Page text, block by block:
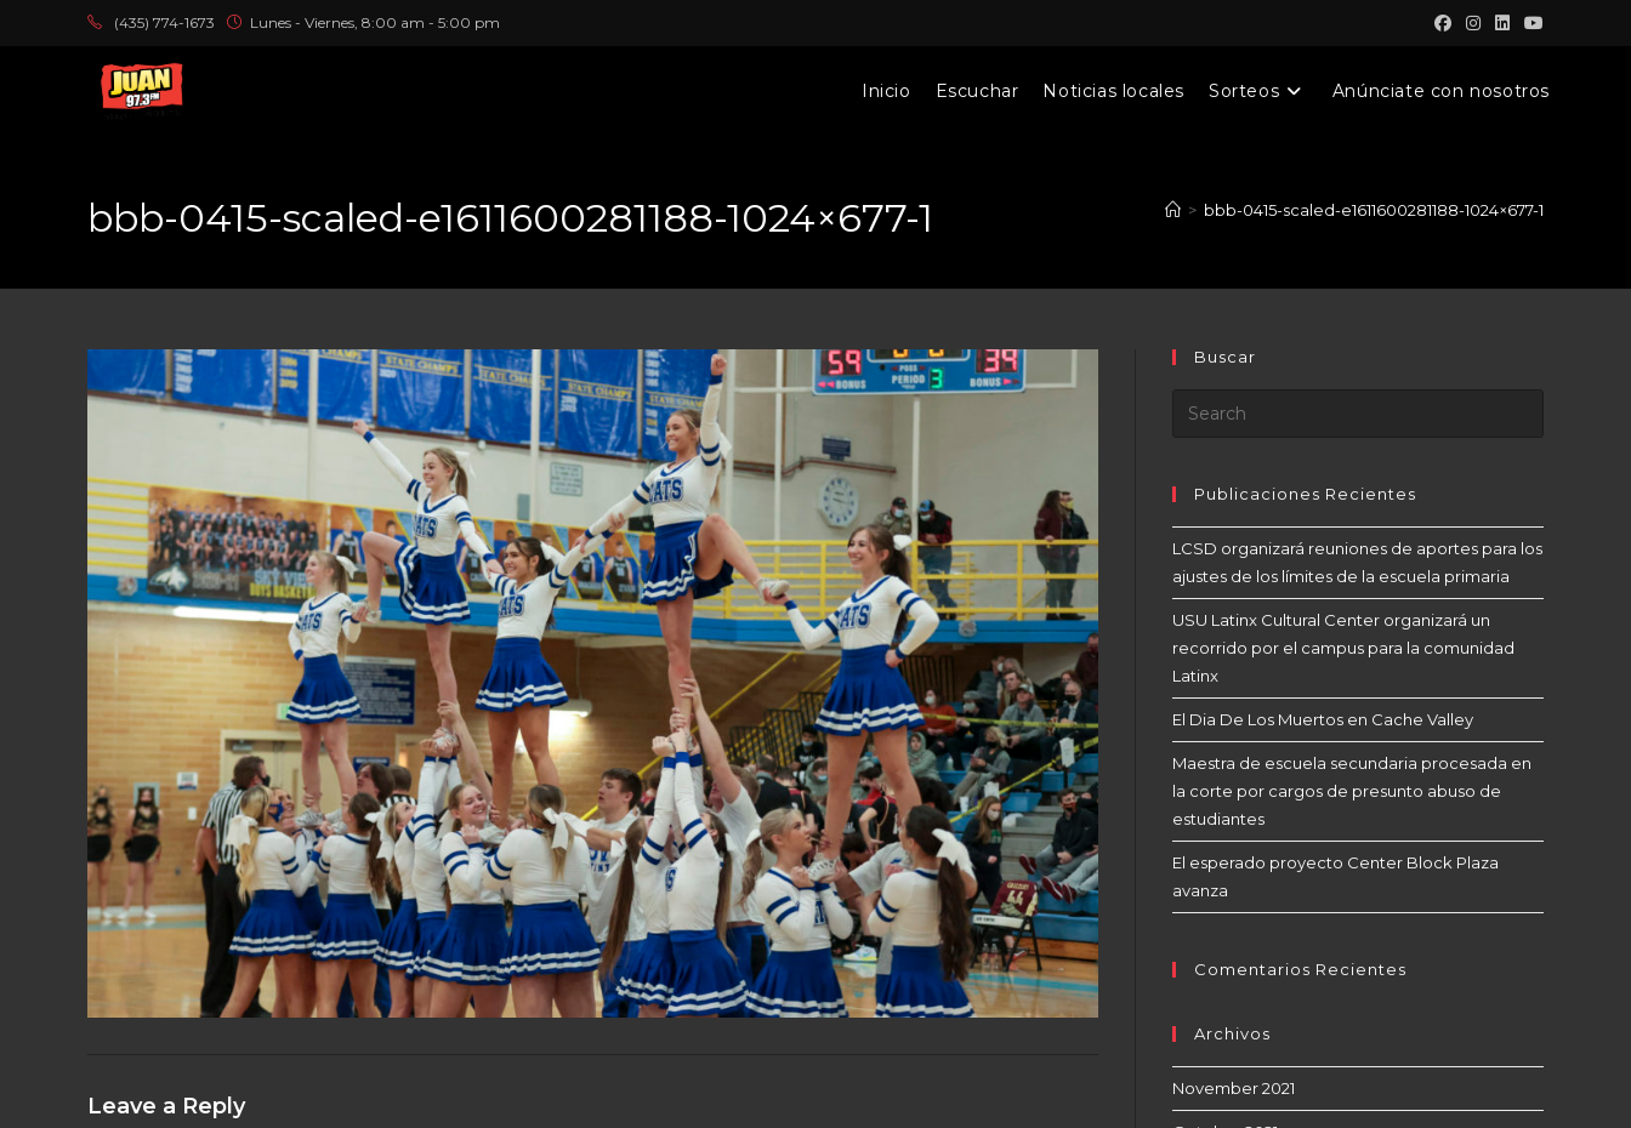
(435) 774-1673 Lunes - Viernes, 8:00 am - 5:00 pm
Inicio Escuchar Noticias locales Sorteos Anúnciate con nosotros
bbb-0415-scaled-e1611600281188-1024×677-1 > bbb-0415-scaled-e1611600281188-1024×677-1
Leave a Reply
Buscar
Publicaciones Recientes
LCSD organizará reuniones de aportes para los
ajustes de los límites de la escuela primaria
USU Latinx Cultural Center organizará un
recorrido por el campus para la comunidad
Latinx
El Dia De Los Muertos en Cache Valley
Maestra de escuela secundaria procesada en
la corte por cargos de presunto abuso de
estudiantes
El esperado proyecto Center Block Plaza
avanza
Comentarios Recientes
Archivos
November 2021